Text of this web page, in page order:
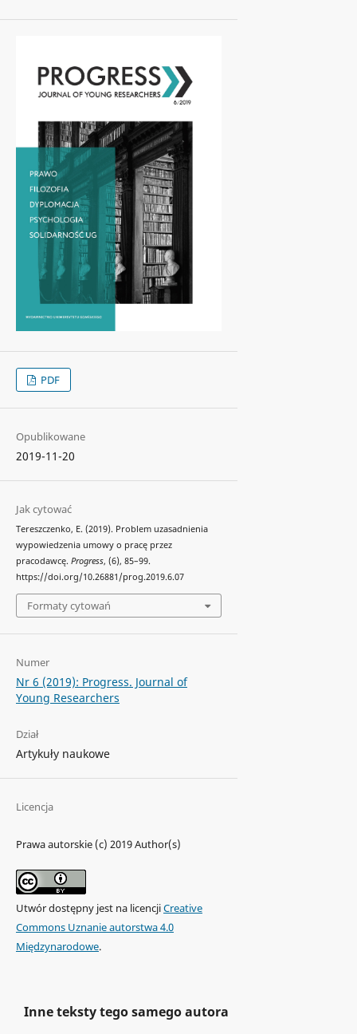
PDF
Opublikowane
2019-11-20
Jak cytować
Tereszczenko, E. (2019). Problem uzasadnienia
wypowiedzenia umowy o pracę przez
pracodawcę. Progress, (6), 85–99.
https://doi.org/10.26881/prog.2019.6.07
Formaty cytowań
Numer
Nr 6 (2019): Progress. Journal of
Young Researchers
Dział
Artykuły naukowe
Licencja
Prawa autorskie (c) 2019 Author(s)
Utwór dostępny jest na licencjiCreative
Commons Uznanie autorstwa 4.0
Międzynarodowe.
Inne teksty tego samego autora